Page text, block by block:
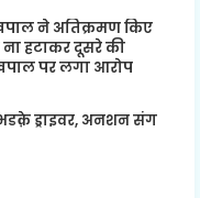
ने अतिक्रमण किए
हटाकर दूसरे की
पर लगा आरोप
ड्राइवर, अनशन संग